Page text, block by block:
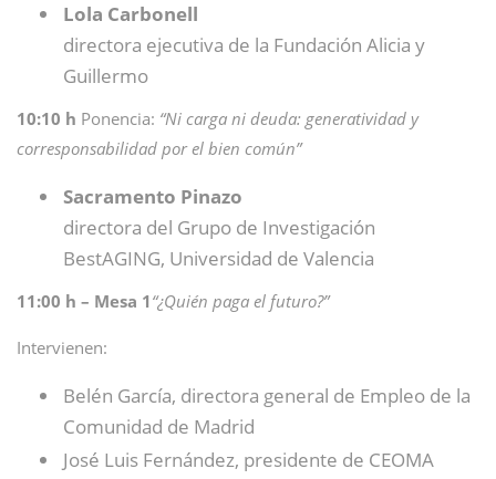
Lola Carbonell
directora ejecutiva de la Fundación Alicia y
Guillermo
10:10 h Ponencia: “Ni carga ni deuda: generatividad y
corresponsabilidad por el bien común”
Sacramento Pinazo
directora del Grupo de Investigación
BestAGING, Universidad de Valencia
11:00 h – Mesa 1 “¿Quién paga el futuro?”
Intervienen:
Belén García, directora general de Empleo de la
Comunidad de Madrid
José Luis Fernández, presidente de CEOMA